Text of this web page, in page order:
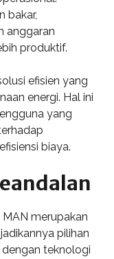
bakar,
anggaran
produktif.
efisien yang
energi. Hal ini
yang
biaya.
merupakan
pilihan
dengan teknologi